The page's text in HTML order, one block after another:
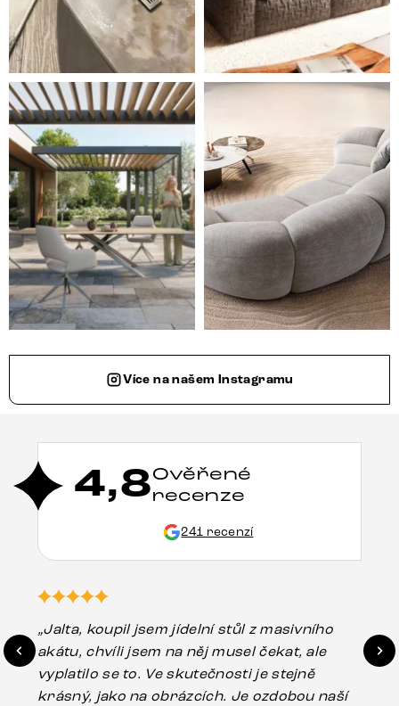
Styl, odolnost a společné chvíle pod širým nebem.
Ne každá pohovka je jen
Více na našem Instagramu
4,8Ověřené
recenze
241 recenzí
„Jalta, koupil jsem jídelní stůl z masivního
akátu, chvíli jsem na něj musel čekat, ale
vyplatilo se to. Ve skutečnosti je stejně
krásný, jako na obrázcích. Je ozdobou naší